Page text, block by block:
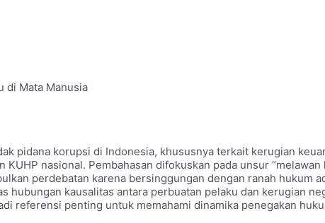
di Mata Manusia
pidana korupsi di Indonesia, khususnya terkait kerugian
nasional. Pembahasan difokuskan pada unsur “melawan
perdebatan karena bersinggungan dengan ranah hukum
hubungan kausalitas antara perbuatan pelaku dan kerugian
referensi penting untuk memahami dinamika penegakan